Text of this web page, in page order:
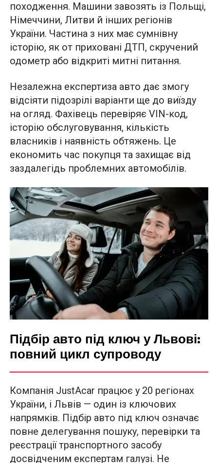
походження. Машини завозять із Польщі,
Німеччини, Литви й інших регіонів
України. Частина з них має сумнівну
історію, як от приховані ДТП, скручений
одометр або відкриті митні питання.
Незалежна експертиза авто дає змогу
відсіяти підозрілі варіанти ще до виїзду
на огляд. Фахівець перевіряє VIN-код,
історію обслуговування, кількість
власників і наявність обтяжень. Це
економить час покупця та захищає від
заздалегідь проблемних автомобілів.
Підбір авто під ключ у Львові:
повний цикл супроводу
Компанія JustAcar працює у 20 регіонах
України, і Львів — один із ключових
напрямків. Підбір авто під ключ означає
повне делегування пошуку, перевірки та
реєстрації транспортного засобу
досвідченим експертам галузі. Не